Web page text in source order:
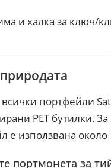
и халка за ключ/
портфейли
PET бутилки.
е използвана около
портмонета за